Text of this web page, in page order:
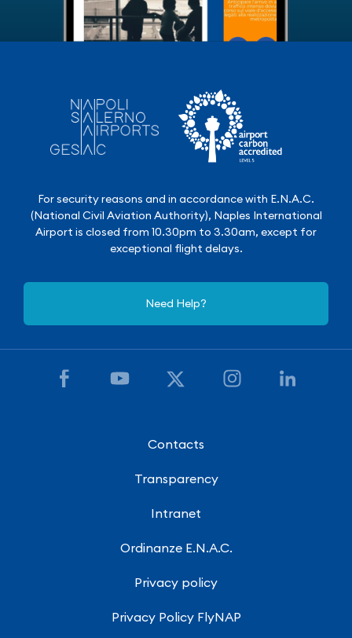
For security reasons and in accordance with E.N.A.C.
(National Civil Aviation Authority), Naples International
Airport is closed from 10.30pm to 3.30am, except for
exceptional flight delays.
Need Help?
Contacts
Transparency
Intranet
Ordinanze E.N.A.C.
Privacy policy
Privacy Policy FlyNAP